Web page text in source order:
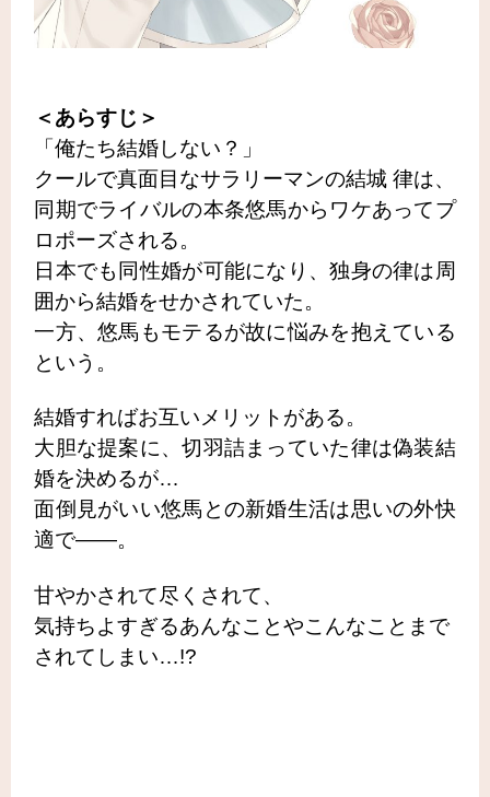
＜あらすじ＞
「俺たち結婚しない？」
クールで真面目なサラリーマンの結城 律は、
同期でライバルの本条悠馬からワケあってプ
ロポーズされる。
日本でも同性婚が可能になり、独身の律は周
囲から結婚をせかされていた。
一方、悠馬もモテるが故に悩みを抱えている
という。
結婚すればお互いメリットがある。
大胆な提案に、切羽詰まっていた律は偽装結
婚を決めるが…
面倒見がいい悠馬との新婚生活は思いの外快
適で――。
甘やかされて尽くされて、
気持ちよすぎるあんなことやこんなことまで
されてしまい…!?